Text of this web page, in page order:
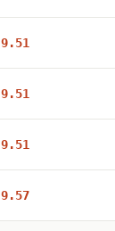
9.51
9.51
9.51
9.57